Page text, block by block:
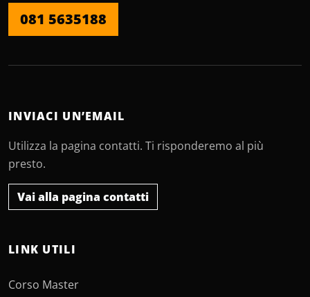
081 5635188
INVIACI UN’EMAIL
Utilizza la pagina contatti. Ti risponderemo al più
presto.
Vai alla pagina contatti
LINK UTILI
Corso Master